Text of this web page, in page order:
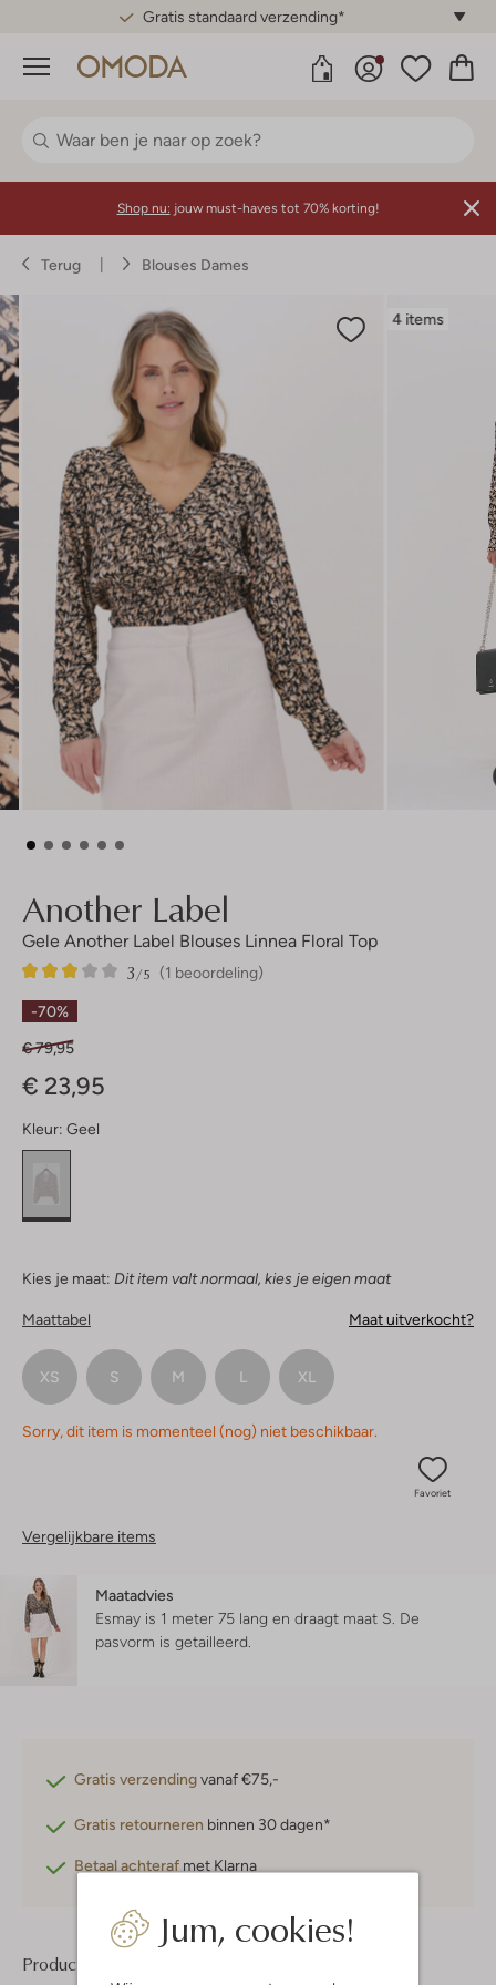
Gratis standaard verzending*
Menu
Jum, cookies!
Shop nu: jouw must-haves tot 70% korting!
Terug Blouses Dames
4 items
Another Label
Gele Another Label Blouses Linnea Floral Top
(1 beoordeling)
3/5
1
3
Sterren
-70%
€ 79,95
€ 23,95
Kleur: Geel
Kies je maat: Dit item valt normaal, kies je eigen maat
Maattabel Maat uitverkocht?
XS S M L XL
Sorry, dit item is momenteel (nog) niet beschikbaar.
Favoriet
Vergelijkbare items
Maatadvies
Esmay is 1 meter 75 lang en draagt maat S. De
pasvorm is getailleerd
Gratis verzendingvanaf €75,-
Gratis retourneren binnen 30 dagen*
Betaal achteraf met Klarna
Product informatie